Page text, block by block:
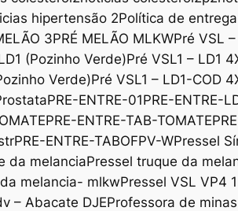
hipertensão 2Política de entrega
3PRÉ MELÃO MLKWPré VSL
(Pozinho Verde)Pré VSL1 – LD1
Verde)Pré VSL1 – LD1-COD
PRE-ENTRE-01PRE-ENTRE-
PRE-ENTRE-TAB-TOMATE
PRE-ENTRE-TABOFPV-WPressel
da melanciaPressel truque da
melancia- mlkwPressel VSL VP4 1
– Abacate DJEProfessora de